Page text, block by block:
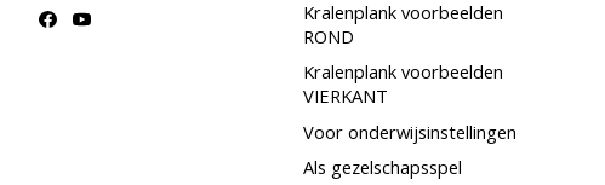
Kralenplank voorbeelden
ROND
Kralenplank voorbeelden
VIERKANT
Voor onderwijsinstellingen
Als gezelschapsspel